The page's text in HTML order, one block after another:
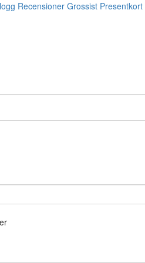
Recensioner Grossist Presentkort